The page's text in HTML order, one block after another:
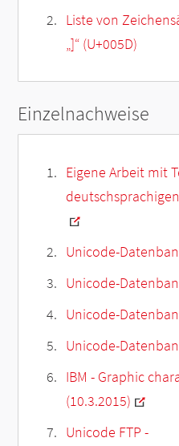
Liste von
„]“ (U+005D)
Einzelnachweise
Eigene Arbeit mit
Unicode-
Unicode-
Unicode-
Unicode-
IBM - Graphic
(10.3.2015)
Unicode FTP -